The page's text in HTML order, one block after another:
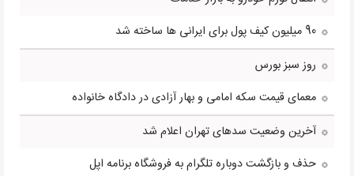
90 میلیون کیف پول برای ایرانی ها ساخته شد
روز سبز بورس
معمای قیمت سکه امامی و بهار آزادی در دادگاه خانواده
آخرین وضعیت سدهای تهران اعلام شد
حذف و بازگشت دوباره تلگرام به فروشگاه برنامه اپل